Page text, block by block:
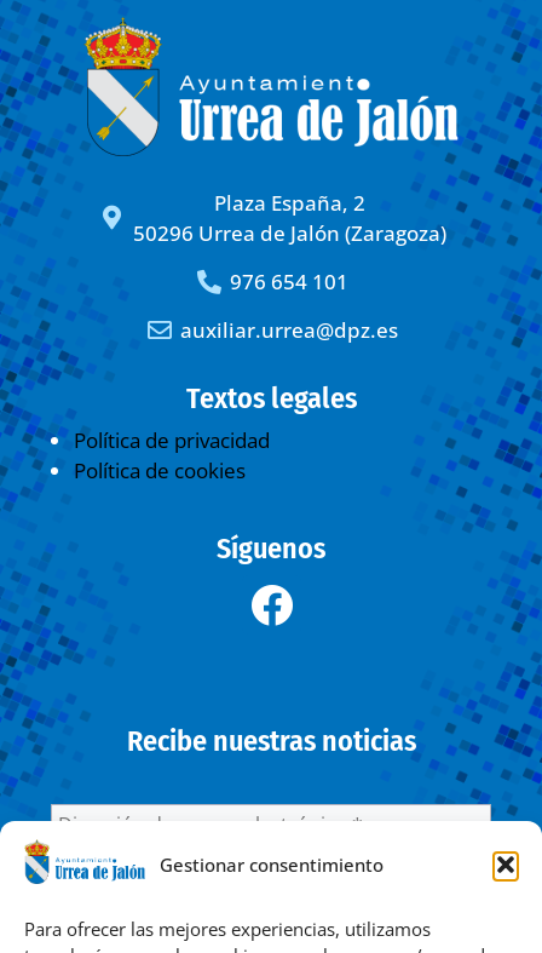
Gestionar consentimiento
Para ofrecer las mejores experiencias, utilizamos
Plaza España, 2
50296 Urrea de Jalón (Zaragoza)
976 654 101
auxiliar.urrea@dpz.es
Textos legales
Política de privacidad
Política de cookies
Síguenos
Recibe nuestras noticias
He leído y acepto la